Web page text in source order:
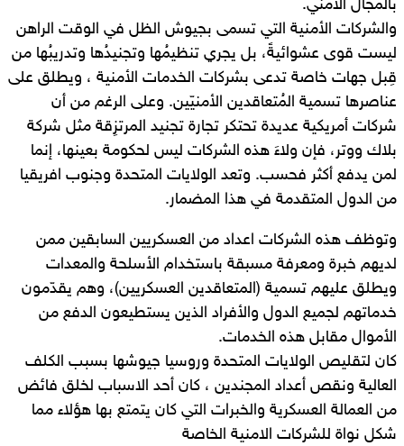
بالمجال الأمني.
والشركات الأمنية التي تسمى بجيوش الظل في الوقت الراهن
ليست قوى عشوائيةً، بل يجري تنظيمُها وتجنيدُها وتدريبُها من
قِبل جهات خاصة تدعى بشركات الخدمات الأمنية ، ويطلق على
عناصرها تسمية المُتعاقدين الأمنيّين. وعلى الرغم من أن
شركات أمريكية عديدة تحتكر تجارة تجنيد المرتزِقة مثل شركة
بلاك ووتر، فإن ولاءَ هذه الشركات ليس لحكومة بعينها، إنما
لمن يدفع أكثر فحسب. وتعد الولايات المتحدة وجنوب افريقيا
من الدول المتقدمة في هذا المضمار.
وتوظف هذه الشركات اعداد من العسكريين السابقين ممن
لديهم خبرة ومعرفة مسبقة باستخدام الأسلحة والمعدات
ويطلق عليهم تسمية (المتعاقدين العسكريين)، وهم يقدّمون
خدماتهم لجميع الدول والأفراد الذين يستطيعون الدفع من
الأموال مقابل هذه الخدمات.
كان لتقليص الولايات المتحدة وروسيا جيوشها بسبب الكلف
العالية ونقص أعداد المجندين ، كان أحد الاسباب لخلق فائض
من العمالة العسكرية والخبرات التي كان يتمتع بها هؤلاء مما
شكل نواة للشركات الامنية الخاصة